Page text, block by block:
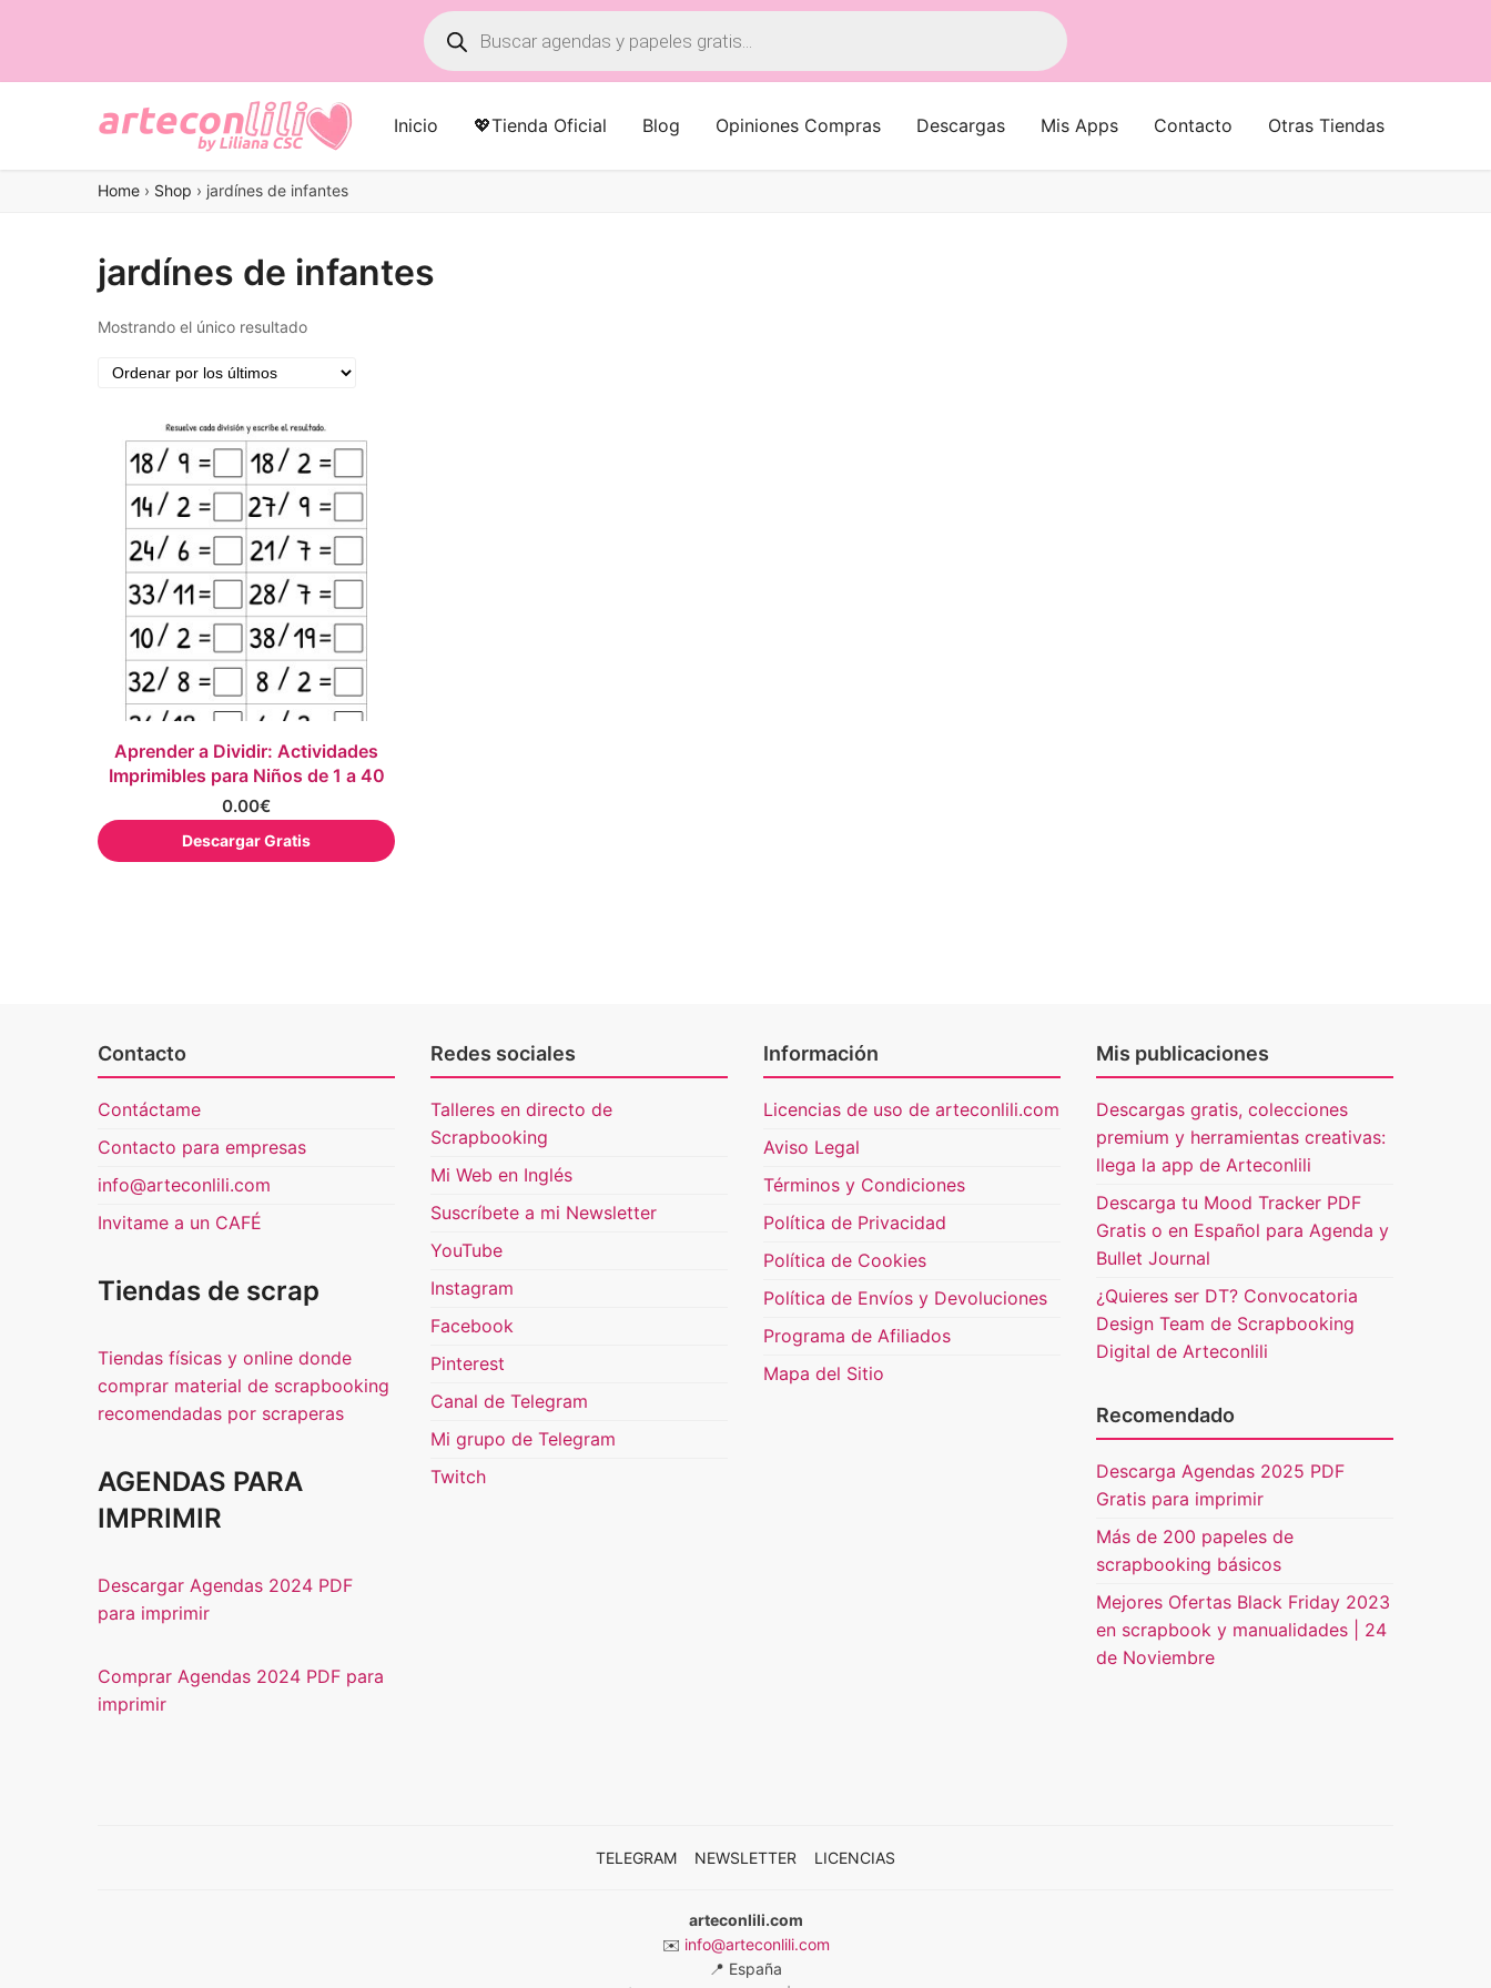
Búsqueda
de
productos
Inicio 💖Tienda Oficial Blog Opiniones Compras Descargas Mis Apps Contacto Otras Tiendas
Home › Shop › jardínes de infantes
jardínes de infantes
Mostrando el único resultado
Aprender a Dividir: Actividades
Imprimibles para Niños de 1 a 40
0.00€
Descargar Gratis
Contacto
Contáctame
Contacto para empresas
info@arteconlili.com
Invitame a un CAFÉ
Tiendas de scrap
Tiendas físicas y online donde
comprar material de scrapbooking
recomendadas por scraperas
AGENDAS PARA
IMPRIMIR
Descargar Agendas 2024 PDF
para imprimir
Comprar Agendas 2024 PDF para
imprimir
Redes sociales
Talleres en directo de
Scrapbooking
Mi Web en Inglés
Suscríbete a mi Newsletter
YouTube
Instagram
Facebook
Pinterest
Canal de Telegram
Mi grupo de Telegram
Twitch
Información
Licencias de uso de arteconlili.com
Aviso Legal
Términos y Condiciones
Política de Privacidad
Política de Cookies
Política de Envíos y Devoluciones
Programa de Afiliados
Mapa del Sitio
Mis publicaciones
Descargas gratis, colecciones
premium y herramientas creativas:
llega la app de Arteconlili
Descarga tu Mood Tracker PDF
Gratis o en Español para Agenda y
Bullet Journal
¿Quieres ser DT? Convocatoria
Design Team de Scrapbooking
Digital de Arteconlili
Recomendado
Descarga Agendas 2025 PDF
Gratis para imprimir
Más de 200 papeles de
scrapbooking básicos
Mejores Ofertas Black Friday 2023
en scrapbook y manualidades | 24
de Noviembre
TELEGRAM NEWSLETTER LICENCIAS
arteconlili.com
✉️ info@arteconlili.com
📍 España